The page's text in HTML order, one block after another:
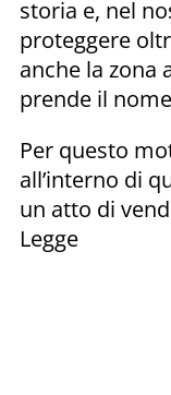
storia e, nel
proteggere
anche la zona
prende il
Per questo
all’interno di
un atto di
Legge